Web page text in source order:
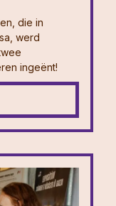
die in
werd
ingeënt!